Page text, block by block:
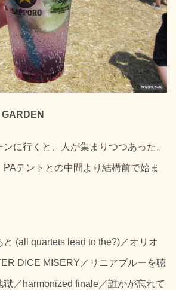
に行くと、人が集まりつつあった。
テントとの中間より結構前で始ま
(all quartets lead to the?)／オリオ
DICE MISERY／リニアブルーを聴
獄／harmonized finale／誰かが忘れて